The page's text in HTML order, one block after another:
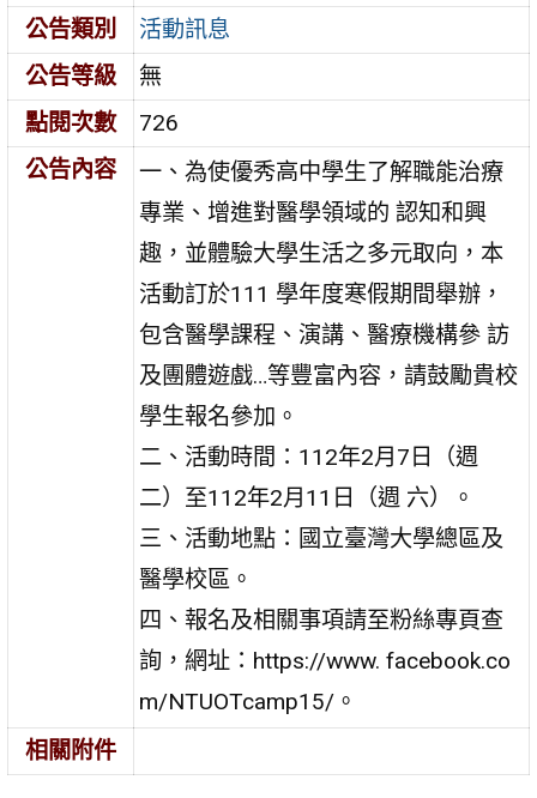
公告類別
活動訊息
公告等級
無
點閱次數
726
公告內容
一、為使優秀高中學生了解職能治療
專業、增進對醫學領域的 認知和興
趣，並體驗大學生活之多元取向，本
活動訂於111 學年度寒假期間舉辦，
包含醫學課程、演講、醫療機構參 訪
及團體遊戲…等豐富內容，請鼓勵貴校
學生報名參加。
二、活動時間：112年2月7日（週
二）至112年2月11日（週 六）。
三、活動地點：國立臺灣大學總區及
醫學校區。
四、報名及相關事項請至粉絲專頁查
詢，網址：https://www. facebook.co
m/NTUOTcamp15/。
相關附件